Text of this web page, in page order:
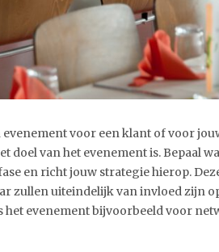
evenement voor een klant of voor
doel van het evenement is. Bepaal
en richt jouw strategie hierop.
zullen uiteindelijk van invloed zijn
het evenement bijvoorbeeld voor